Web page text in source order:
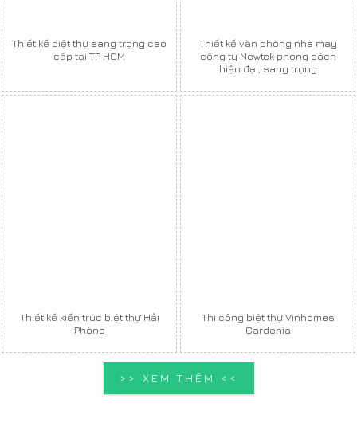
Thiết kế biệt thự sang trọng cao
cấp tại TP HCM
Thiết kế văn phòng nhà máy
công ty Newtek phong cách
hiện đại, sang trọng
Thiết kế kiến trúc biệt thự Hải
Phòng
Thi công biệt thự Vinhomes
Gardenia
>> XEM THÊM <<